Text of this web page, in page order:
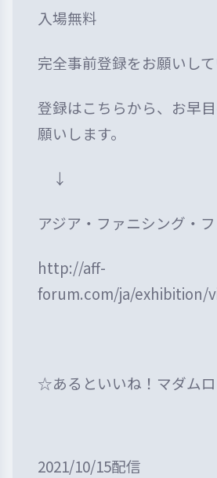
入場無料
完全事前登録をお願いして
登録はこちらから、お早
願いします。
↓
アジア・ファニシング・
http://aff-
forum.com/ja/exhibition/
☆あるといいね！マダム
2021/10/15配信